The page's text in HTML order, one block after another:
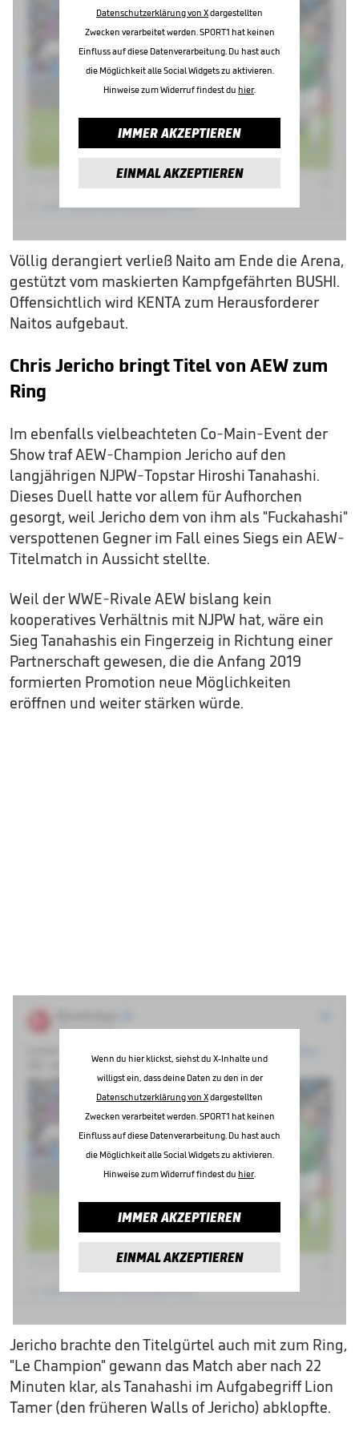
Datenschutzerklärung von Xdargestellten
Zwecken verarbeitet werden. SPORT1 hat keinen
Einfluss auf diese Datenverarbeitung. Du hast auch
die Möglichkeit alle Social Widgets zu aktivieren.
Hinweise zum Widerruf findest du hier.
IMMER AKZEPTIEREN
EINMAL AKZEPTIEREN
Völlig derangiert verließ Naito am Ende die Arena,
gestützt vom maskierten Kampfgefährten BUSHI.
Offensichtlich wird KENTA zum Herausforderer
Naitos aufgebaut.
Chris Jericho bringt Titel von AEW zum
Ring
Im ebenfalls vielbeachteten Co-Main-Event der
Show traf AEW-Champion Jericho auf den
langjährigen NJPW-Topstar Hiroshi Tanahashi.
Dieses Duell hatte vor allem für Aufhorchen
gesorgt, weil Jericho dem von ihm als "Fuckahashi"
verspottenen Gegner im Fall eines Siegs ein AEW-
Titelmatch in Aussicht stellte.
Weil der WWE-Rivale AEW bislang kein
kooperatives Verhältnis mit NJPW hat, wäre ein
Sieg Tanahashis ein Fingerzeig in Richtung einer
Partnerschaft gewesen, die die Anfang 2019
formierten Promotion neue Möglichkeiten
eröffnen und weiter stärken würde.
Wenn du hier klickst, siehst du X-Inhalte und
willigst ein, dass deine Daten zu den in der
Datenschutzerklärung von Xdargestellten
Zwecken verarbeitet werden. SPORT1 hat keinen
Einfluss auf diese Datenverarbeitung. Du hast auch
die Möglichkeit alle Social Widgets zu aktivieren.
Hinweise zum Widerruf findest du hier.
IMMER AKZEPTIEREN
EINMAL AKZEPTIEREN
Jericho brachte den Titelgürtel auch mit zum Ring,
"Le Champion" gewann das Match aber nach 22
Minuten klar, als Tanahashi im Aufgabegriff Lion
Tamer (den früheren Walls of Jericho) abklopfte.